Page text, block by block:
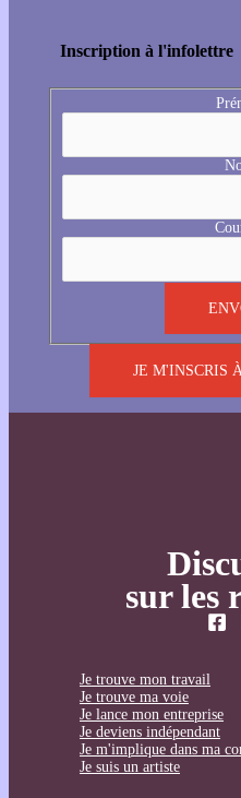
Inscription à l'infolettre
JE M'INSCRIS
sur les
Je trouve mon travail
Je trouve ma voie
Je lance mon entreprise
Je deviens indépendant
Je m'implique dans ma
Je suis un artiste